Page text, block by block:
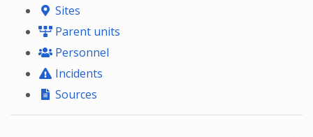
Sites
Parent units
Personnel
Incidents
Sources